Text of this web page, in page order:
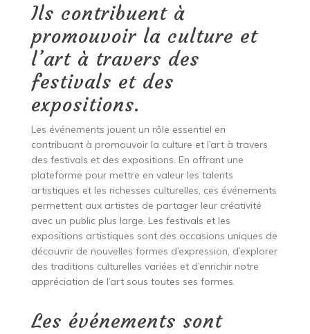
Ils contribuent à
promouvoir la culture et
l’art à travers des
festivals et des
expositions.
Les événements jouent un rôle essentiel en
contribuant à promouvoir la culture et l’art à travers
des festivals et des expositions. En offrant une
plateforme pour mettre en valeur les talents
artistiques et les richesses culturelles, ces événements
permettent aux artistes de partager leur créativité
avec un public plus large. Les festivals et les
expositions artistiques sont des occasions uniques de
découvrir de nouvelles formes d’expression, d’explorer
des traditions culturelles variées et d’enrichir notre
appréciation de l’art sous toutes ses formes.
Les événements sont